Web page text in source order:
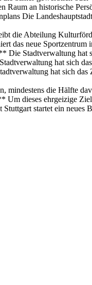
Raum an historische
Die
die Abteilung
das neue
Die Stadtverwaltung hat
hat sich
hat sich das
mindestens die Hälfte
Um dieses ehrgeizige
startet ein